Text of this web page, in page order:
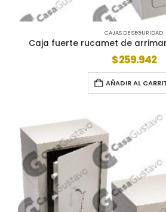
CAJAS DE SEGURIDAD
Caja fuerte rucamet de
$259.942
AÑADIR AL